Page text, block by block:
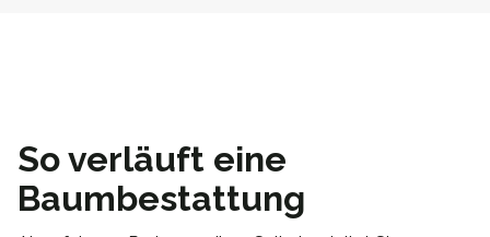
So verläuft eine
Baumbestattung